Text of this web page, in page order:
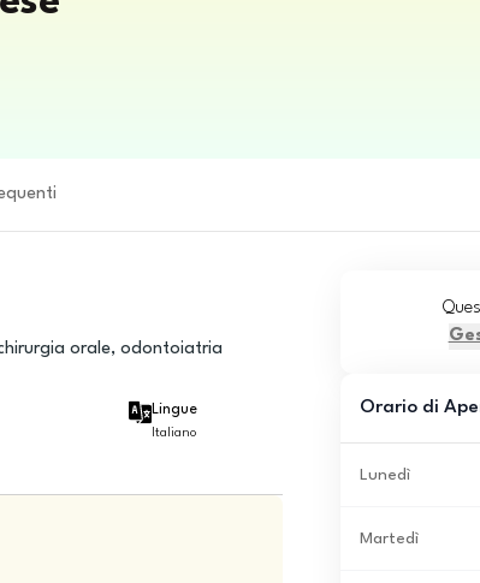
orale, odontoiatria
Lingue
Italiano
Orario di
Lunedì
Martedì